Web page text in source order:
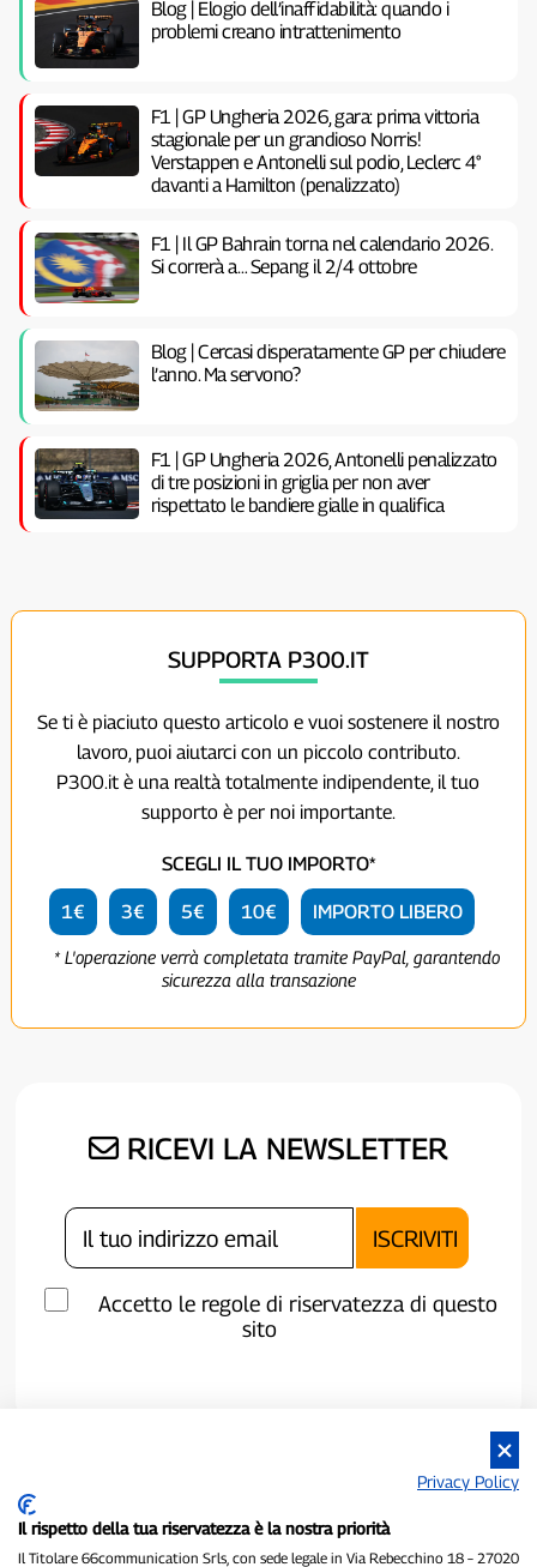
Blog | Elogio dell’inaffidabilità: quando i
problemi creano intrattenimento
F1 | GP Ungheria 2026, gara: prima vittoria
stagionale per un grandioso Norris!
Verstappen e Antonelli sul podio, Leclerc 4°
davanti a Hamilton (penalizzato)
F1 | Il GP Bahrain torna nel calendario 2026.
Si correrà a… Sepang il 2/4 ottobre
Blog | Cercasi disperatamente GP per chiudere
l’anno. Ma servono?
F1 | GP Ungheria 2026, Antonelli penalizzato
di tre posizioni in griglia per non aver
rispettato le bandiere gialle in qualifica
SUPPORTA P300.IT
Se ti è piaciuto questo articolo e vuoi sostenere il nostro
lavoro, puoi aiutarci con un piccolo contributo.
P300.it è una realtà totalmente indipendente, il tuo
supporto è per noi importante.
SCEGLI IL TUO IMPORTO*
1€ 3€ 5€ 10€ IMPORTO LIBERO
* L'operazione verrà completata tramite PayPal, garantendo
sicurezza alla transazione
RICEVI LA NEWSLETTER
Accetto le regole di riservatezza di questo
sito
Privacy Policy
Il rispetto della tua riservatezza è la nostra priorità
Il Titolare 66communication Srls, con sede legale in Via Rebecchino 18 – 27020